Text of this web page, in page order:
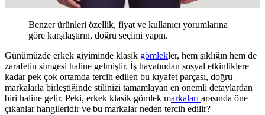
Benzer ürünleri özellik, fiyat ve kullanıcı yorumlarına
göre karşılaştırın, doğru seçimi yapın.
Günümüzde erkek giyiminde klasik gömlekler, hem şıklığın hem de
zarafetin simgesi haline gelmiştir. İş hayatından sosyal etkinliklere
kadar pek çok ortamda tercih edilen bu kıyafet parçası, doğru
markalarla birleştiğinde stilinizi tamamlayan en önemli detaylardan
biri haline gelir. Peki, erkek klasik gömlek markaları arasında öne
çıkanlar hangileridir ve bu markalar neden tercih edilir?